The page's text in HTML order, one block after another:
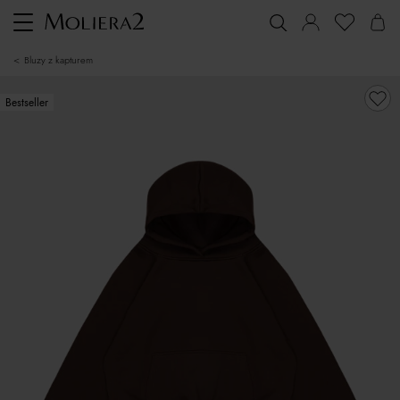
Toggle
navigation
bluzy z kapturem
Bestseller